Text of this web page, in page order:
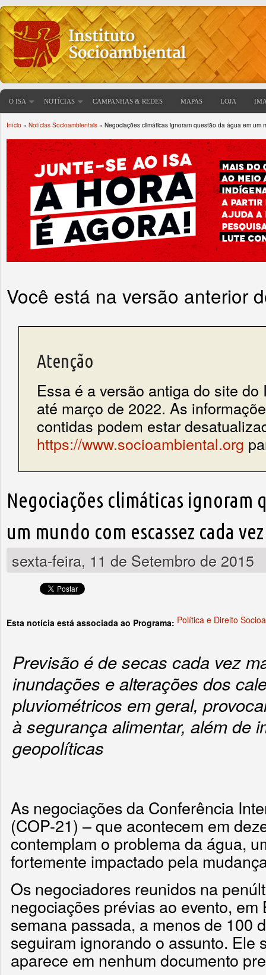
O ISA NOTÍCIAS CAMPANHAS & REDES MAPAS LOJA
Início » Notícias Socioambientais » Negociações climáticas ignoram questão da água em um
Você está na versão anterior
Atenção
Essa é a versão antiga do site do
até março de 2022. As
contidas podem estar
https://www.socioambiental.org
Negociações climáticas ignoram
um mundo com escassez cada
sexta-feira, 11 de Setembro de 2015
Esta notícia está associada ao Programa: Política e Direito
Previsão é de secas cada vez
inundações e alterações dos
pluviométricos em geral,
à segurança alimentar, além de
geopolíticas
As negociações da Conferência
(COP-21) – que acontecem em
contemplam o problema da água,
fortemente impactado pela
Os negociadores reunidos na
negociações prévias ao evento,
semana passada, a menos de 100
seguiram ignorando o assunto. Ele
aparece em nenhum documento